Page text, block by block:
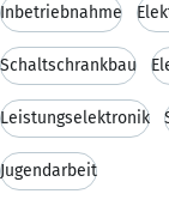
Inbetriebnahme
Schaltschrankbau
Leistungselektronik
Jugendarbeit